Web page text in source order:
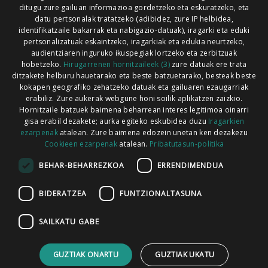
Xorroxin irratia | Lesaka | T. 948638288
Codesyntaxek garatua
PUBLIZITATEA
HARREMANETARAKO
ditugu zure gailuan informazioa gordetzeko eta eskuratzeko, eta
datu pertsonalak tratatzeko (adibidez, zure IP helbidea,
identifikatzaile bakarrak eta nabigazio-datuak), iragarki eta eduki
pertsonalizatuak eskaintzeko, iragarkiak eta edukia neurtzeko,
audientziaren inguruko ikuspegiak lortzeko eta zerbitzuak
hobetzeko. Hirugarrenen hornitzaileek (3)zure datuak ere trata
ditzakete helburu hauetarako eta beste batzuetarako, besteak beste
kokapen geografiko zehatzeko datuak eta gailuaren ezaugarriak
erabiliz. Zure aukerak webgune honi soilik aplikatzen zaizkio.
Hornitzaile batzuek baimena beharrean interes legitimoa oinarri
gisa erabil dezakete; aurka egiteko eskubidea duzu Iragarkien
ezarpenakatalean. Zure baimena edozein unetan ken dezakezu
Cookieen ezarpenak atalean. Pribatutasun-politika
BEHAR-BEHARREZKOA ERRENDIMENDUA
BIDERATZEA FUNTZIONALTASUNA
SAILKATU GABE
GUZTIAK ONARTU GUZTIAK UKATU